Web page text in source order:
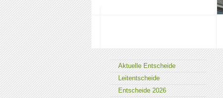
Aktuelle Entscheide
Leitentscheide
Entscheide 2026